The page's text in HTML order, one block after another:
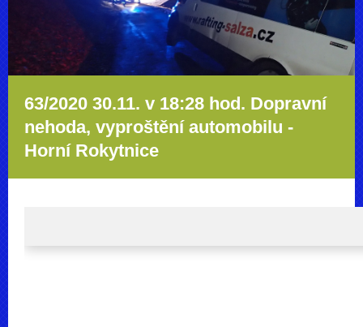
63/2020 30.11. v 18:28 hod. Dopravní
nehoda, vyproštění automobilu -
Horní Rokytnice